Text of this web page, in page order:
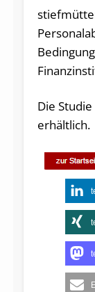
Die
erhältlich.